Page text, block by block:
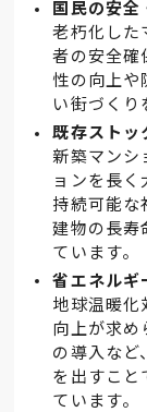
国民の安全
老朽化した
者の安全確
性の向上や
い街づくり
既存ストッ
新築マンシ
ョンを長
持続可能な
建物の長寿
ています。
省エネルギ
地球温暖化
向上が求め
の導入など
を出すこと
ています。